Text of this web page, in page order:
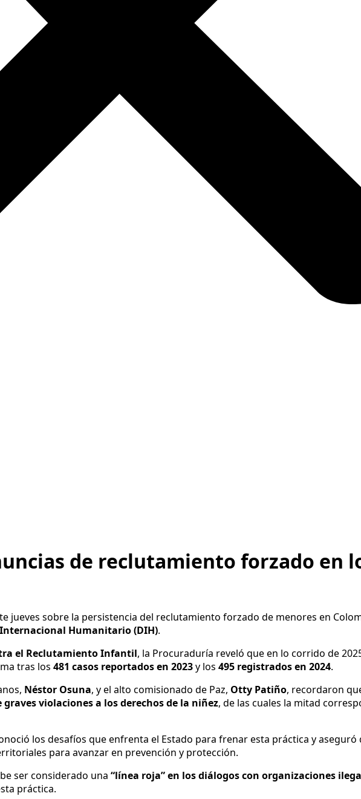
de reclutamiento forzado en
jueves sobre la persistencia del reclutamiento forzado de menores en
Humanitario (DIH).
el Reclutamiento Infantil, la Procuraduría reveló que en lo corrido de
tras los 481 casos reportados en 2023y los 495 registrados en 2024.
Néstor Osuna, y el alto comisionado de Paz, Otty Patiño, recordaron
graves violaciones a los derechos de la niñez, de las cuales la mitad
los desafíos que enfrenta el Estado para frenar esta práctica y aseguró
para avanzar en prevención y protección.
ser considerado una “línea roja” en los diálogos con organizaciones
práctica.